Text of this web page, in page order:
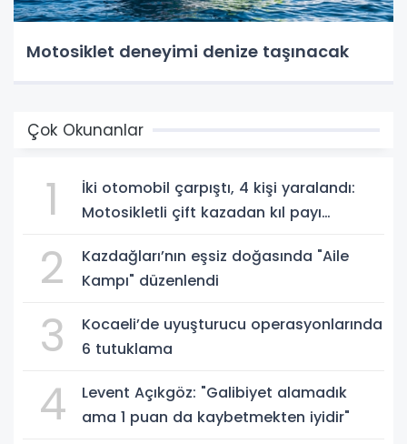
Motosiklet deneyimi denize taşınacak
Çok Okunanlar
1
İki otomobil çarpıştı, 4 kişi yaralandı:
Motosikletli çift kazadan kıl payı
2
Kazdağları’nın eşsiz doğasında "Aile
Kampı" düzenlendi
3
Kocaeli’de uyuşturucu operasyonlarında
6 tutuklama
4
Levent Açıkgöz: "Galibiyet alamadık
ama 1 puan da kaybetmekten iyidir"